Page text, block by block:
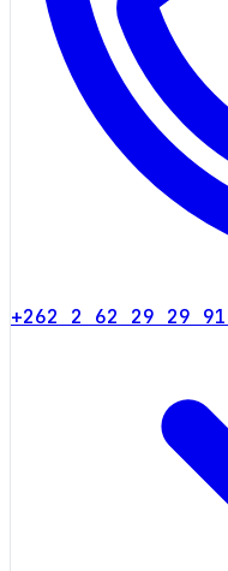
+262 2 62 29 29 91